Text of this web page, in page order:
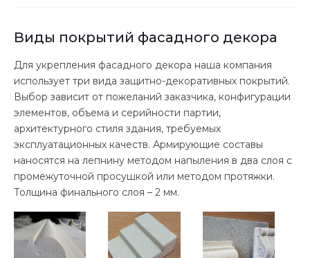
Виды покрытий фасадного декора
Для укрепления фасадного декора наша компания
использует три вида защитно-декоративных покрытий.
Выбор зависит от пожеланий заказчика, конфигурации
элементов, объема и серийности партии,
архитектурного стиля здания, требуемых
эксплуатационных качеств. Армирующие составы
наносятся на лепнину методом напыления в два слоя с
промежуточной просушкой или методом протяжки.
Толщина финального слоя – 2 мм.